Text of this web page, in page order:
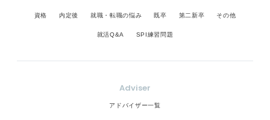
資格 内定後 就職・転職の悩み 既卒 第二新卒 その他
就活Q&A SPI練習問題
Adviser
アドバイザー一覧